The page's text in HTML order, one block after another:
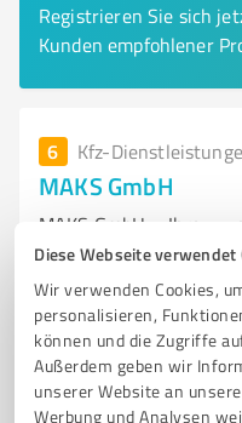
Diese Webseite verwendet
Wir verwenden Cookies,
personalisieren,
können und die Zugriffe
Außerdem geben wir
unserer Website an
Werbung und Analysen
Registrieren Sie sich
Kunden empfohlener
6 Kfz-
MAKS GmbH
MAKS GmbH – Ihre
LKW, PKW und
KFZ-WERKSTATT LKW-SERVICE
PALFINGER-SERVICE
Molkereistraße 61,